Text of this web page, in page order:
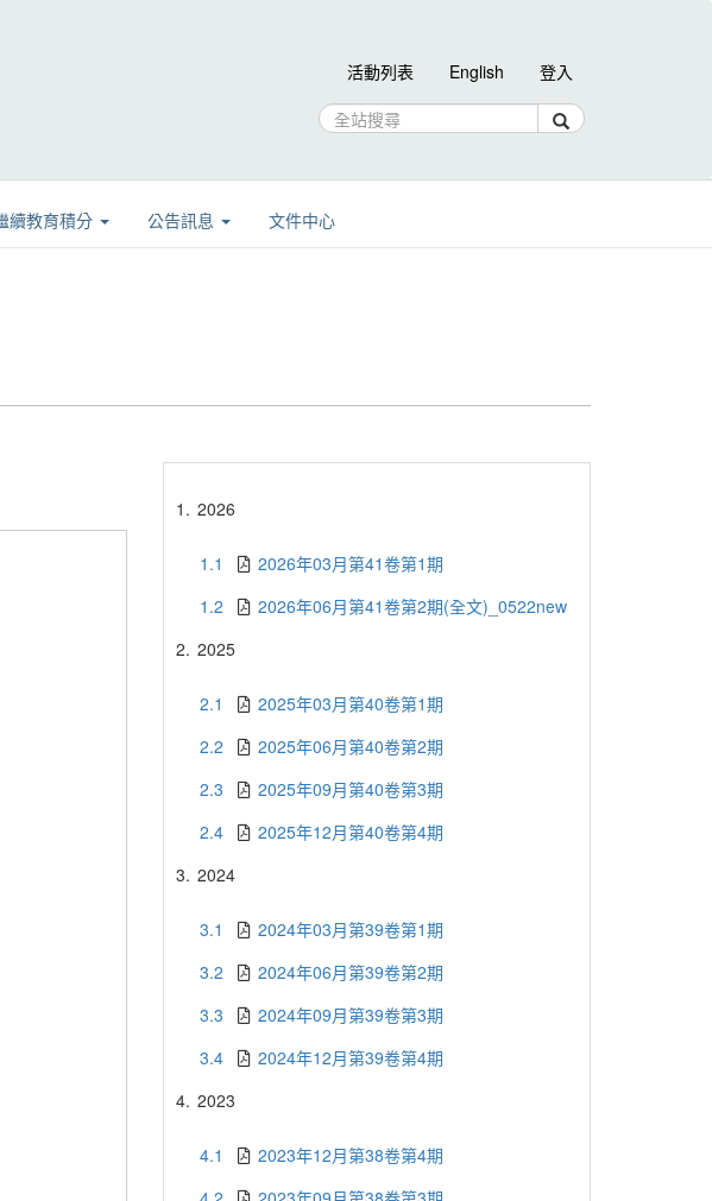
活動列表 English 登入
續教育積分 公告訊息 文件中心
1. 2026
1.1
2026年03月第41卷第1期
1.2
2026年06月第41卷第2期(全文)_0522new
2. 2025
2.1
2025年03月第40卷第1期
2.2
2025年06月第40卷第2期
2.3
2025年09月第40卷第3期
2.4
2025年12月第40卷第4期
3. 2024
3.1
2024年03月第39卷第1期
3.2
2024年06月第39卷第2期
3.3
2024年09月第39卷第3期
3.4
2024年12月第39卷第4期
4. 2023
4.1
2023年12月第38卷第4期